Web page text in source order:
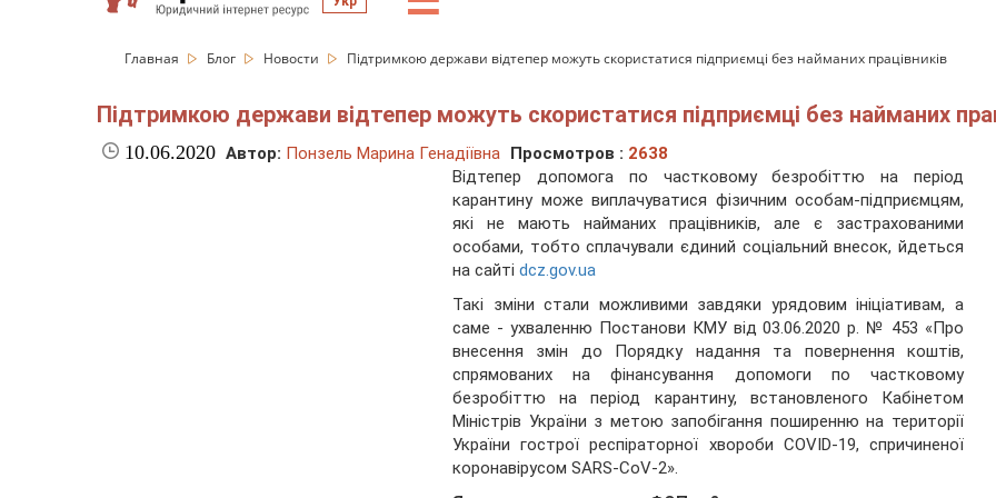
Главная Блог Новости Підтримкою держави відтепер можуть скористатися підприємці без найманих працівників
Підтримкою держави відтепер можуть скористатися підприємці без найманих
10.06.2020 Автор: Понзель Марина Генадіївна Просмотров : 2638
Відтепер допомога по частковому безробіттю на період
карантину може виплачуватися фізичним особам-підприємцям,
які не мають найманих працівників, але є застрахованими
особами, тобто сплачували єдиний соціальний внесок, йдеться
на сайті dcz.gov.ua
Такі зміни стали можливими завдяки урядовим ініціативам, а
саме - ухваленню Постанови КМУ від 03.06.2020 р. № 453 «Про
внесення змін до Порядку надання та повернення коштів,
спрямованих на фінансування допомоги по частковому
безробіттю на період карантину, встановленого Кабінетом
Міністрів України з метою запобігання поширенню на території
України гострої респіраторної хвороби COVID-19, спричиненої
коронавірусом SARS-CoV-2».